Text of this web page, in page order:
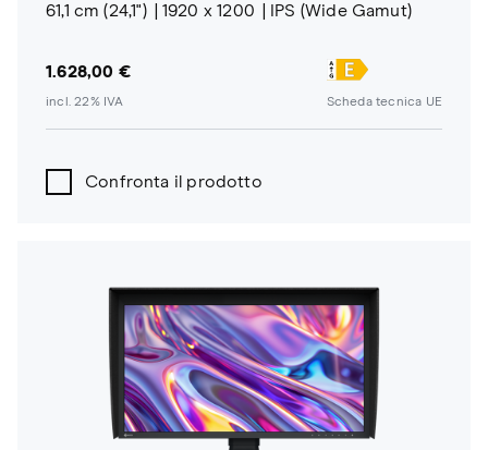
61,1 cm (24,1") 1920 x 1200 IPS (Wide Gamut)
1.628,00 €
incl. 22% IVA Scheda tecnica UE
Confronta il prodotto